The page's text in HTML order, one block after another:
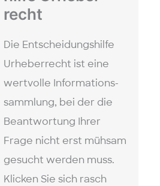
recht
Die Entscheidungs­hilfe
Urheber­recht ist eine
wertvolle Informations­
sammlung, bei der die
Beantwortung Ihrer
Frage nicht erst mühsam
gesucht werden muss.
Klicken Sie sich rasch